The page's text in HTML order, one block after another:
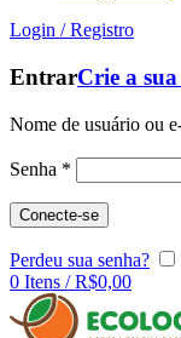
Login / Registro
EntrarCrie a
Nome de usuário ou
Senha *
Conecte-se
Perdeu sua senha?
0 Itens / R$0,00